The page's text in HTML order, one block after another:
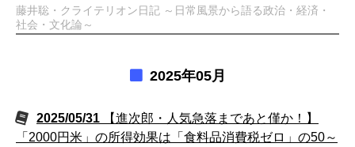
藤井聡・クライテリオン日記 ～日常風景から語る政治・経済・
社会・文化論～
2025年05月
2025/05/31
【進次郎・人気急落まであと僅か！】
「2000円米」の所得効果は「食料品消費税ゼロ」の50～